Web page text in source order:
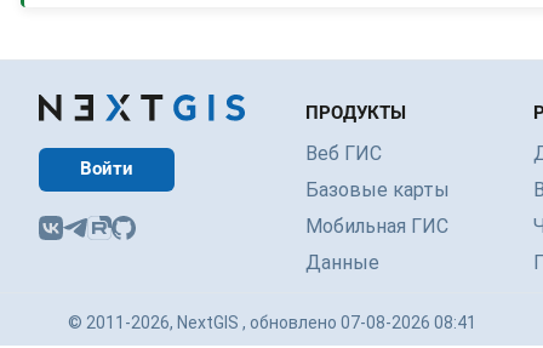
Войти
ПРОДУКТЫ
Веб ГИС
Базовые карты
Мобильная ГИС
Данные
© 2011-2026, NextGIS , обновлено 07-08-2026 08:41